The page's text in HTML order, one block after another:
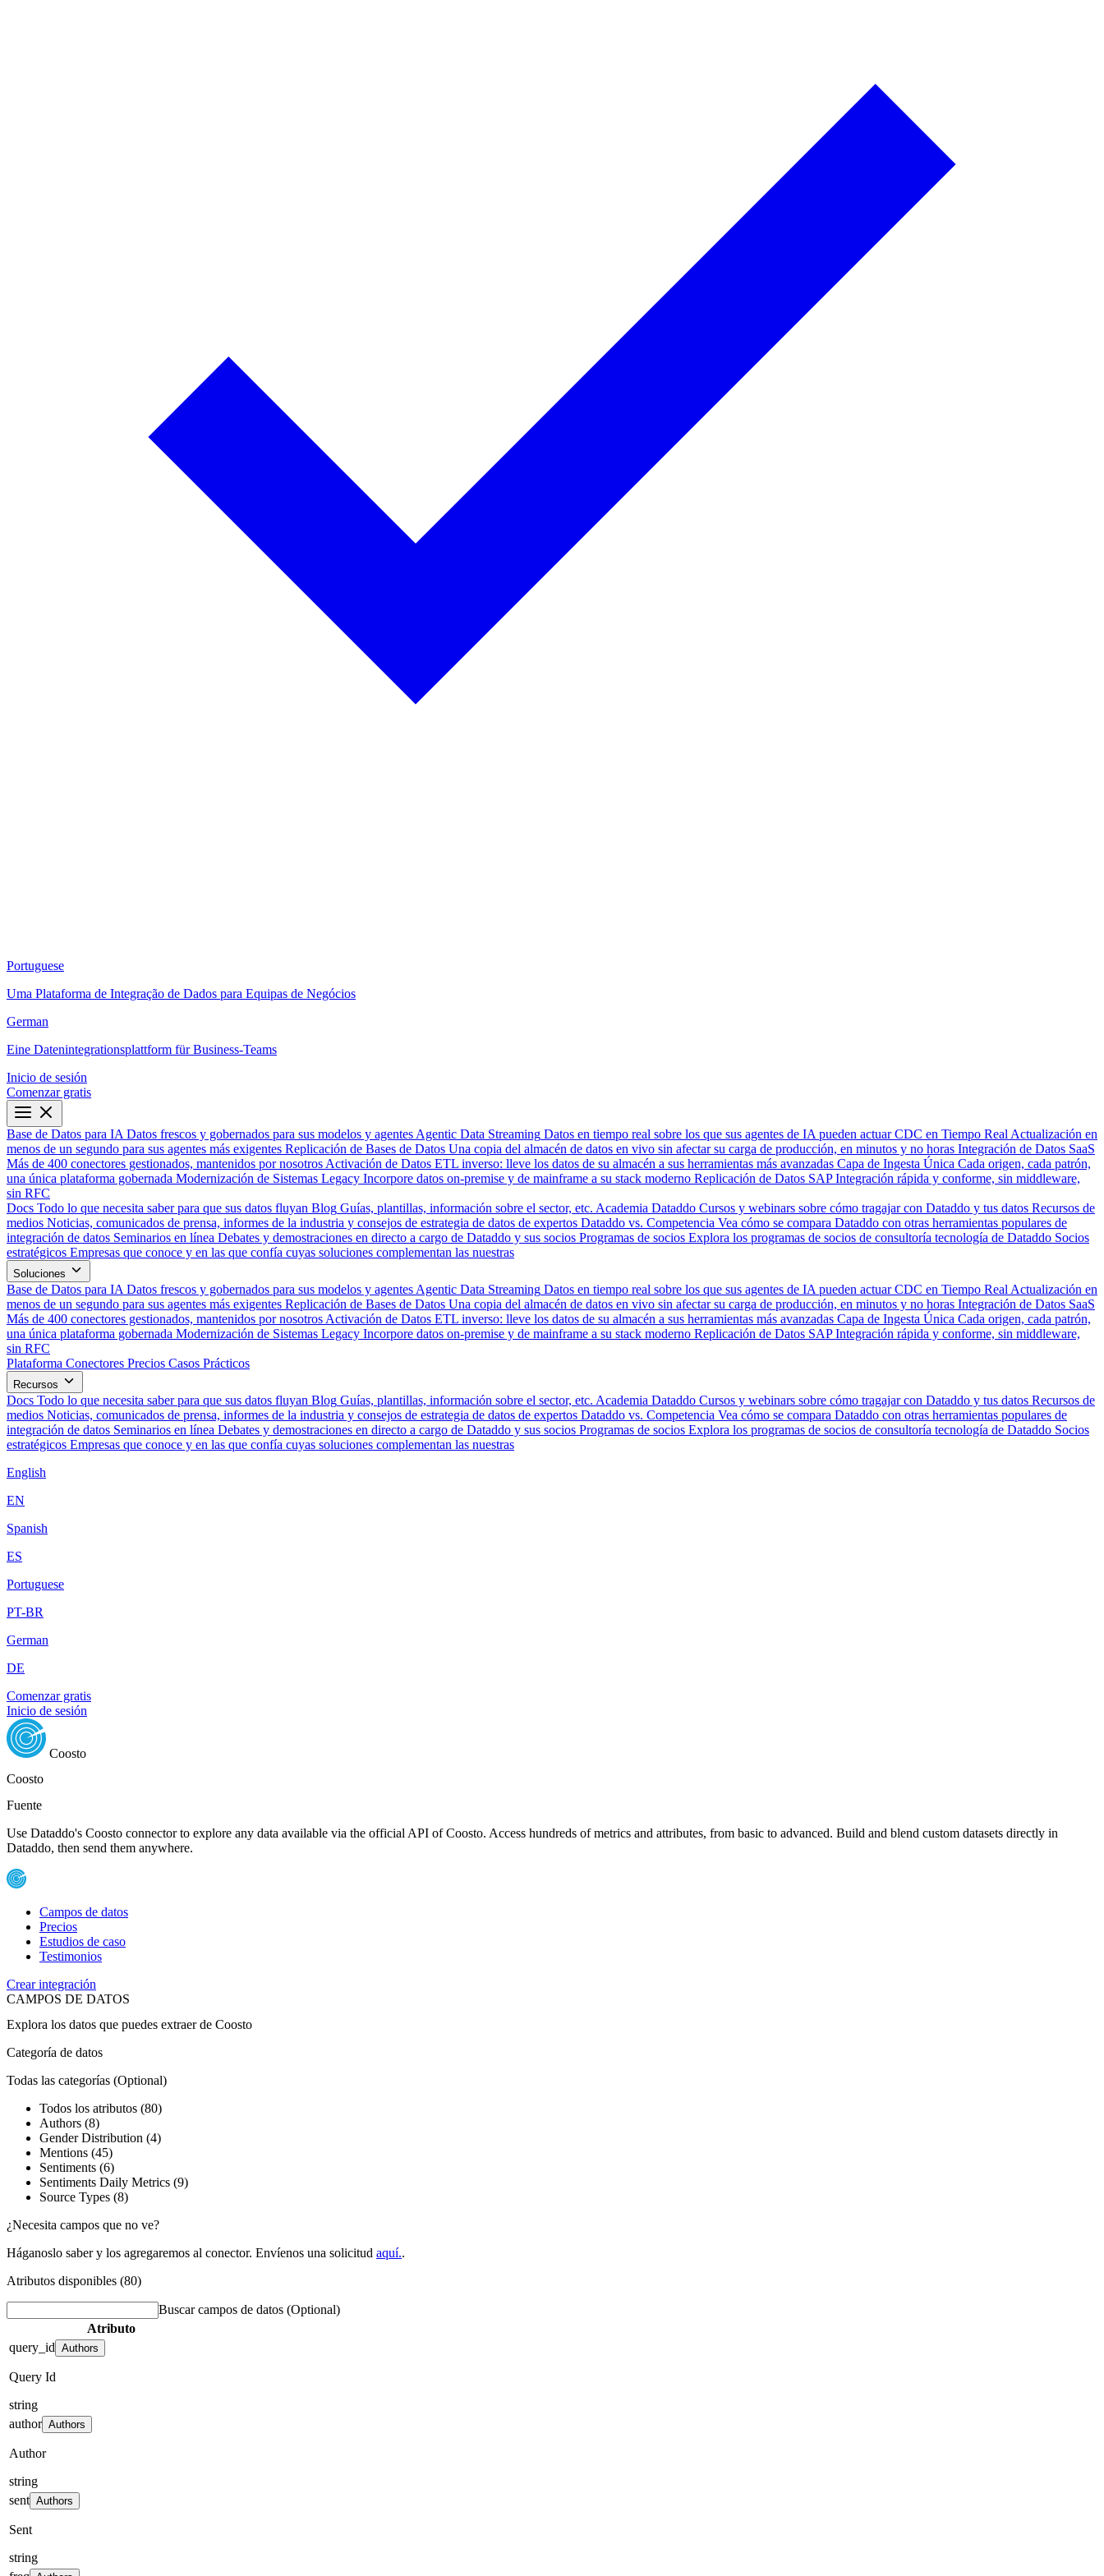
Portuguese
Uma Plataforma de Integração de Dados para Equipas de Negócios
German
Eine Datenintegrationsplattform für Business-Teams
Inicio de sesión
Comenzar gratis
Base de Datos para IA Datos frescos y gobernados para sus modelos y agentes Agentic Data Streaming Datos en tiempo real sobre los que sus agentes de IA pueden actuar CDC en Tiempo Real Actualización en
menos de un segundo para sus agentes más exigentes Replicación de Bases de Datos Una copia del almacén de datos en vivo sin afectar su carga de producción, en minutos y no horas Integración de Datos SaaS
Más de 400 conectores gestionados, mantenidos por nosotros Activación de Datos ETL inverso: lleve los datos de su almacén a sus herramientas más avanzadas Capa de Ingesta Única Cada origen, cada patrón,
una única plataforma gobernada Modernización de Sistemas Legacy Incorpore datos on-premise y de mainframe a su stack moderno Replicación de Datos SAP Integración rápida y conforme, sin middleware,
sin RFC
Docs Todo lo que necesita saber para que sus datos fluyan Blog Guías, plantillas, información sobre el sector, etc. Academia Dataddo Cursos y webinars sobre cómo tragajar con Dataddo y tus datos Recursos de
medios Noticias, comunicados de prensa, informes de la industria y consejos de estrategia de datos de expertos Dataddo vs. Competencia Vea cómo se compara Dataddo con otras herramientas populares de
integración de datos Seminarios en línea Debates y demostraciones en directo a cargo de Dataddo y sus socios Programas de socios Explora los programas de socios de consultoría tecnología de Dataddo Socios
estratégicos Empresas que conoce y en las que confía cuyas soluciones complementan las nuestras
Soluciones
Base de Datos para IA Datos frescos y gobernados para sus modelos y agentes Agentic Data Streaming Datos en tiempo real sobre los que sus agentes de IA pueden actuar CDC en Tiempo Real Actualización en
menos de un segundo para sus agentes más exigentes Replicación de Bases de Datos Una copia del almacén de datos en vivo sin afectar su carga de producción, en minutos y no horas Integración de Datos SaaS
Más de 400 conectores gestionados, mantenidos por nosotros Activación de Datos ETL inverso: lleve los datos de su almacén a sus herramientas más avanzadas Capa de Ingesta Única Cada origen, cada patrón,
una única plataforma gobernada Modernización de Sistemas Legacy Incorpore datos on-premise y de mainframe a su stack moderno Replicación de Datos SAP Integración rápida y conforme, sin middleware,
sin RFC
Plataforma Conectores Precios Casos Prácticos
Recursos
Docs Todo lo que necesita saber para que sus datos fluyan Blog Guías, plantillas, información sobre el sector, etc. Academia Dataddo Cursos y webinars sobre cómo tragajar con Dataddo y tus datos Recursos de
medios Noticias, comunicados de prensa, informes de la industria y consejos de estrategia de datos de expertos Dataddo vs. Competencia Vea cómo se compara Dataddo con otras herramientas populares de
integración de datos Seminarios en línea Debates y demostraciones en directo a cargo de Dataddo y sus socios Programas de socios Explora los programas de socios de consultoría tecnología de Dataddo Socios
estratégicos Empresas que conoce y en las que confía cuyas soluciones complementan las nuestras
English
EN
Spanish
ES
Portuguese
PT-BR
German
DE
Comenzar gratis
Inicio de sesión
Coosto
Coosto
Fuente
Use Dataddo's Coosto connector to explore any data available via the official API of Coosto. Access hundreds of metrics and attributes, from basic to advanced. Build and blend custom datasets directly in
Dataddo, then send them anywhere.
Campos de datos
Precios
Estudios de caso
Testimonios
Crear integración
CAMPOS DE DATOS
Explora los datos que puedes extraer de Coosto
Categoría de datos
Todas las categorías (Optional)
Todos los atributos (80)
Authors (8)
Gender Distribution (4)
Mentions (45)
Sentiments (6)
Sentiments Daily Metrics (9)
Source Types (8)
¿Necesita campos que no ve?
Háganoslo saber y los agregaremos al conector. Envíenos una solicitud aquí..
Atributos disponibles (80)
Buscar campos de datos (Optional)
Atributo
query_id Authors
Query Id
string
author Authors
Author
string
sent Authors
Sent
string